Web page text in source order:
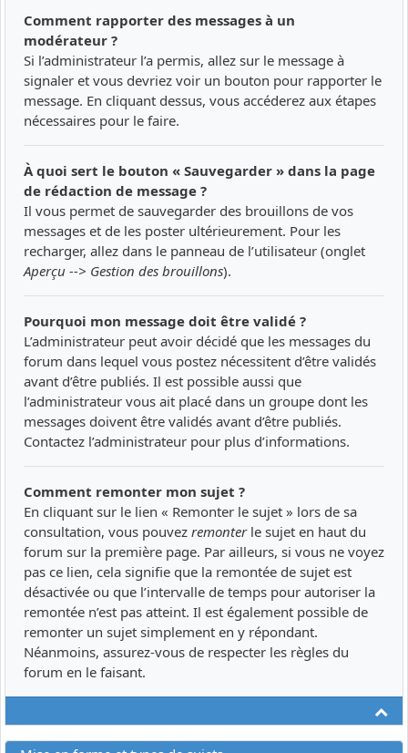
Comment rapporter des messages à un
modérateur ?
Si l’administrateur l’a permis, allez sur le message à
signaler et vous devriez voir un bouton pour rapporter le
message. En cliquant dessus, vous accéderez aux étapes
nécessaires pour le faire.
À quoi sert le bouton « Sauvegarder » dans la page
de rédaction de message ?
Il vous permet de sauvegarder des brouillons de vos
messages et de les poster ultérieurement. Pour les
recharger, allez dans le panneau de l’utilisateur (onglet
Aperçu --> Gestion des brouillons).
Pourquoi mon message doit être validé ?
L’administrateur peut avoir décidé que les messages du
forum dans lequel vous postez nécessitent d’être validés
avant d’être publiés. Il est possible aussi que
l’administrateur vous ait placé dans un groupe dont les
messages doivent être validés avant d’être publiés.
Contactez l’administrateur pour plus d’informations.
Comment remonter mon sujet ?
En cliquant sur le lien « Remonter le sujet » lors de sa
consultation, vous pouvez remonterle sujet en haut du
forum sur la première page. Par ailleurs, si vous ne voyez
pas ce lien, cela signifie que la remontée de sujet est
désactivée ou que l’intervalle de temps pour autoriser la
remontée n’est pas atteint. Il est également possible de
remonter un sujet simplement en y répondant.
Néanmoins, assurez-vous de respecter les règles du
forum en le faisant.